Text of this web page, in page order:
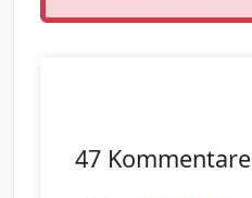
47 Kommentare